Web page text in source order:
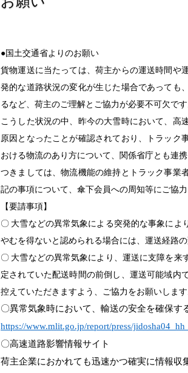
●国土交通省よりのお願い
貨物運送に当たっては、荷主からの運送時間や
発的な道路状況の変化が生じた場合であっても
るなど、荷主のご理解とご協力が必要不可欠です
こうした状況の中、昨今の大雪時において、高
原因となったことが確認されており、トラック
おける物流のあり方について、関係省庁とも連
つきましては、物流機能の維持とトラック事業
記の事項について、傘下会員への周知等にご協
【要請事項】
〇 大雪などの異常気象による突発的な事象に
やむを得ないと認められる場合には、運送経路
〇 大雪などの異常気象により、運送に支障を
定されていた配送時間の前倒し、運送可能域内
控えていただきますよう、ご協力をお願いします
〇異常気象時において、輸送の安全を確保す
https://www.mlit.go.jp/report/press/
〇高速道路影響情報サイト
荷主企業におかれても迅速かつ確実に情報収